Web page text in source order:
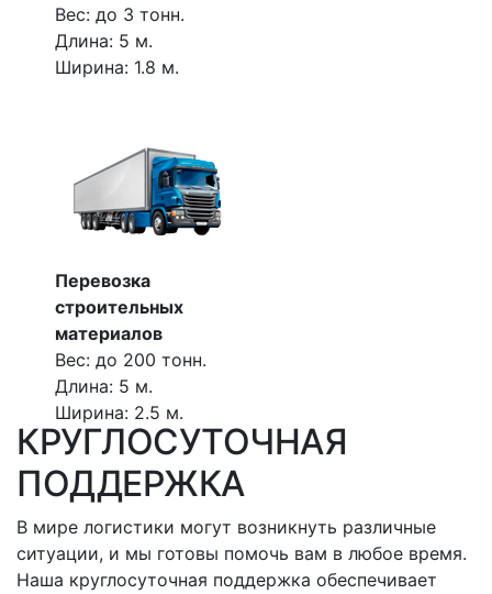
Вес: до 3 тонн.
Длина: 5 м.
Ширина: 1.8 м.
Перевозка
строительных
материалов
Вес: до 200 тонн.
Длина: 5 м.
Ширина: 2.5 м.
КРУГЛОСУТОЧНАЯ
ПОДДЕРЖКА
В мире логистики могут возникнуть различные
ситуации, и мы готовы помочь вам в любое время.
Наша круглосуточная поддержка обеспечивает